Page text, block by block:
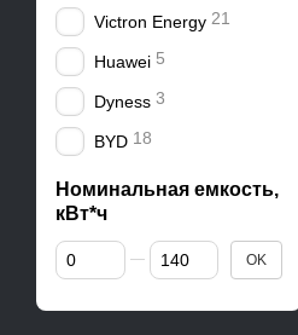
Victron Energy 21
Huawei 5
Dyness 3
BYD 18
Номинальная емкость,
кВт*ч
От Номинальная емкость, кВт*ч
До Номинальная емкость, кВт*ч
OK